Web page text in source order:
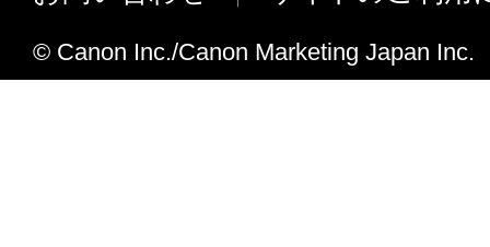
スキャン後、画像の表示／利用で詳細
© Canon Inc./Canon Marketing Japan Inc.